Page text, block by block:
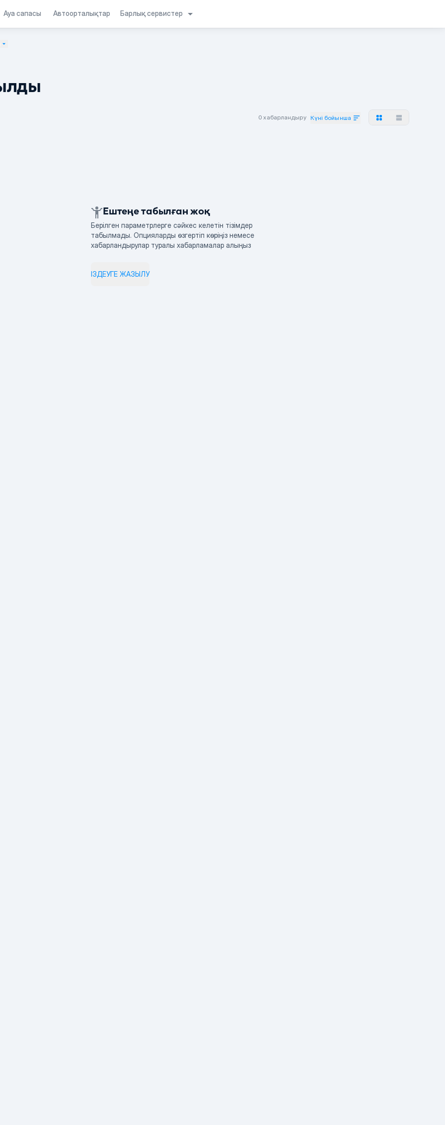
Ауа сапасы Автоорталықтар Барлық сервистер
0 хабарландыру Күні бойынша
Ештеңе табылған жоқ
Берілген параметрлерге сәйкес келетін тізімдер
табылмады. Опцияларды өзгертіп көріңіз немесе
хабарландырулар туралы хабарламалар алыңыз
ІЗДЕУГЕ ЖАЗЫЛУ